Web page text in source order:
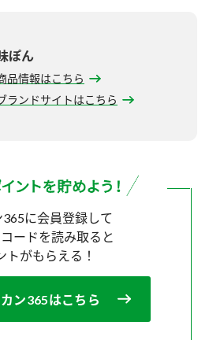
ぽん
品情報はこちら
ランドサイトはこちら
365に会員登録して
ードを読み取ると
トがもらえる！
ン365はこちら